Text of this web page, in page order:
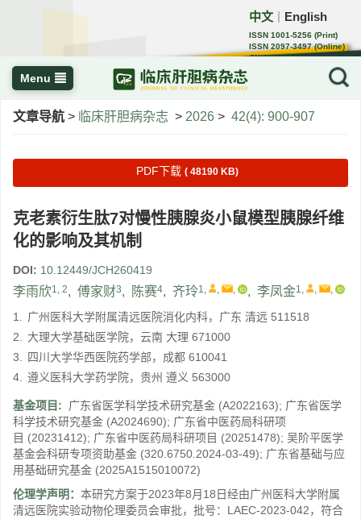
中文 English
ISSN 1001-5256 (Print)
ISSN 2097-3497 (Online)
CN 22-1108/R
Menu
文章导航 > 临床肝胆病杂志 > 2026 > 42(4): 900-907
PDF下载 ( 48190 KB)
克老素衍生肽7对慢性胰腺炎小鼠模型胰腺纤维
化的影响及其机制
DOI: 10.12449/JCH260419
李雨欣1, 2, 傅家财3, 陈赛4, 齐玲1, , , , 李凤金1, , ,
1. 广州医科大学附属清远医院消化内科，广东 清远 511518
2. 大理大学基础医学院，云南 大理 671000
3. 四川大学华西医院药学部，成都 610041
4. 遵义医科大学药学院，贵州 遵义 563000
基金项目: 广东省医学科学技术研究基金 (A2022163); 广东省医学
科学技术研究基金 (A2024690); 广东省中医药局科研项
目 (20231412); 广东省中医药局科研项目 (20251478); 吴阶平医学
基金会科研专项资助基金 (320.6750.2024-03-49); 广东省基础与应
用基础研究基金 (2025A1515010072)
伦理学声明： 本研究方案于2023年8月18日经由广州医科大学附属
清远医院实验动物伦理委员会审批，批号：LAEC-2023-042，符合